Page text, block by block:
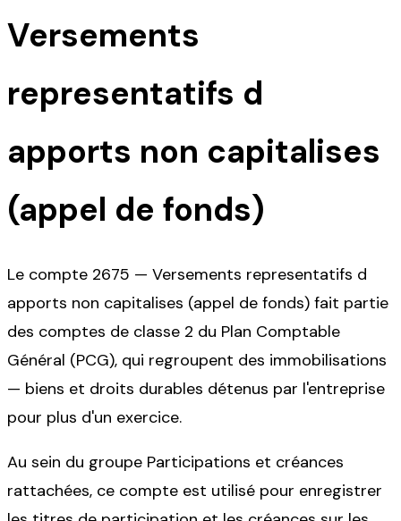
Versements
representatifs d
apports non capitalises
(appel de fonds)
Le compte 2675 — Versements representatifs d
apports non capitalises (appel de fonds) fait partie
des comptes de classe 2 du Plan Comptable
Général (PCG), qui regroupent des immobilisations
— biens et droits durables détenus par l'entreprise
pour plus d'un exercice.
Au sein du groupe Participations et créances
rattachées, ce compte est utilisé pour enregistrer